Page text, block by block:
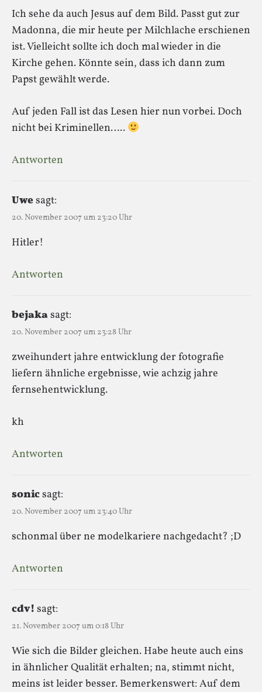
Ich sehe da auch Jesus auf dem Bild. Passt gut zur
Madonna, die mir heute per Milchlache erschienen
ist. Vielleicht sollte ich doch mal wieder in die
Kirche gehen. Könnte sein, dass ich dann zum
Papst gewählt werde.
Auf jeden Fall ist das Lesen hier nun vorbei. Doch
nicht bei Kriminellen…..
Antworten
Uwesagt:
20. November 2007 um 23:20 Uhr
Hitler!
Antworten
bejakasagt:
20. November 2007 um 23:28 Uhr
zweihundert jahre entwicklung der fotografie
liefern ähnliche ergebnisse, wie achzig jahre
fernsehentwicklung.
kh
Antworten
sonicsagt:
20. November 2007 um 23:40 Uhr
schonmal über ne modelkariere nachgedacht? ;D
Antworten
cdv! sagt:
21. November 2007 um 0:18 Uhr
Wie sich die Bilder gleichen. Habe heute auch eins
in ähnlicher Qualität erhalten; na, stimmt nicht,
meins ist leider besser. Bemerkenswert: Auf dem